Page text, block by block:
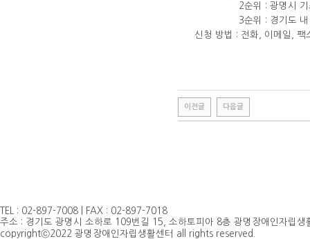
2순위 : 광명시 기초
3순위 : 경기도 내 장애
신청 방법 : 전화, 이메일, 팩
이전글 다음글
TEL : 02-897-7008 | FAX : 02-897-7018
주소 : 경기도 광명시 소하로 109번길 15, 소하토피아 8층 광명장애인자립
copyrightⓒ2022 광명장애인자립생활센터 all rights reserved.